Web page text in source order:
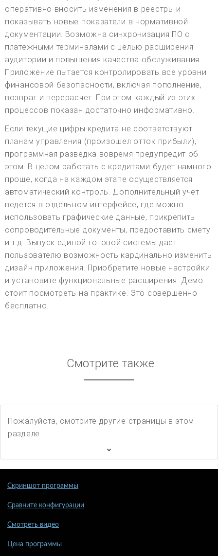
оперативно вносить изменения в реестры и
показывать новые показатели в нормативной
документации. Возможна синхронизация ПО с
платежными терминалами с целью расширения
аудитории и повышения качества обслуживания.
Приложение пытается контролировать все уровни
финансовой безопасности, включая пополнение,
возврат и перерасчет. При этом каждый из этих
процессов показан достаточно информативно.
Если текущие цифры кредита не соответствуют
планам управления (произошел отток прибыли),
программная разведка вовремя предупредит об
этом. В целом работать с кредитами будет намного
проще, когда на каждом этапе осуществляется
автоматический контроль. Дополнительный учет
ведется в отдельном интерфейсе, где можно
использовать графические данные, прикрепить
сопроводительные документы, предоставить смету
и т.д. Выпуск единой готовой системы дает
пользователю возможность кардинально изменить
дизайн приложения. Приобретите новые настройки
и установите функциональные расширения. Демо
стоит посмотреть на практике. Это совершенно
бесплатно.
Смотрите также
Пожалуйста, смотрите другие страницы в этом
разделе
Скриншот программы
Сравните конфигурации
Смотреть видео
Цена программы